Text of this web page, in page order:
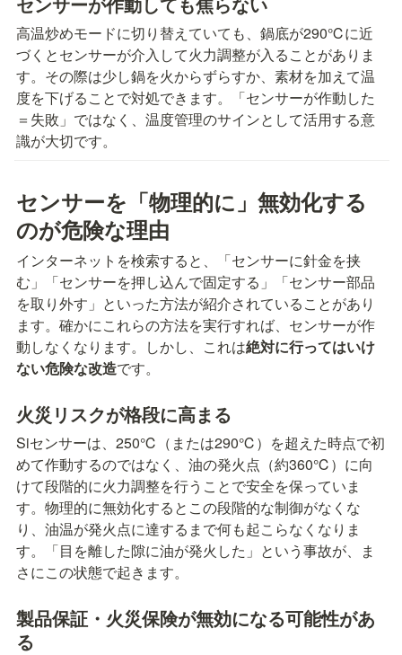
高温炒めモードに切り替えていても、鍋底が290℃に近
づくとセンサーが介入して火力調整が入ることがありま
す。その際は少し鍋を火からずらすか、素材を加えて温
度を下げることで対処できます。「センサーが作動した
＝失敗」ではなく、温度管理のサインとして活用する意
識が大切です。
センサーを「物理的に」無効化する
のが危険な理由
インターネットを検索すると、「センサーに針金を挟
む」「センサーを押し込んで固定する」「センサー部品
を取り外す」といった方法が紹介されていることがあり
ます。確かにこれらの方法を実行すれば、センサーが作
動しなくなります。しかし、これは絶対に行ってはいけ
ない危険な改造です。
火災リスクが格段に高まる
Siセンサーは、250℃（または290℃）を超えた時点で初
めて作動するのではなく、油の発火点（約360℃）に向
けて段階的に火力調整を行うことで安全を保っていま
す。物理的に無効化するとこの段階的な制御がなくな
り、油温が発火点に達するまで何も起こらなくなりま
す。「目を離した隙に油が発火した」という事故が、ま
さにこの状態で起きます。
製品保証・火災保険が無効になる可能性があ
る